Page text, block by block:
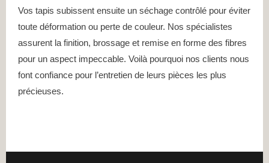
Vos tapis subissent ensuite un séchage contrôlé pour éviter
toute déformation ou perte de couleur. Nos spécialistes
assurent la finition, brossage et remise en forme des fibres
pour un aspect impeccable. Voilà pourquoi nos clients nous
font confiance pour l’entretien de leurs pièces les plus
précieuses.